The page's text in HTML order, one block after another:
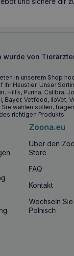
wurde von
in unserem Shop
Haustier. Unser
Hill’s, Purina, Calibra,
Bayer, Vetfood, iloVet,
wählen sollen,
richtigen Produkts.
Zoona.eu
Über den
Store
FAQ
Kontakt
Wechseln
Polnisch